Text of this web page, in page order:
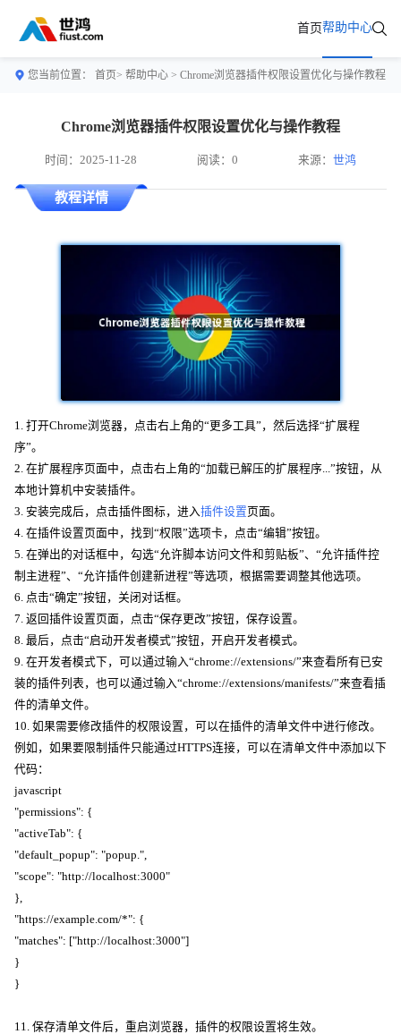
首页帮助中心
您当前位置： 首页> 帮助中心 > Chrome浏览器插件权限设置优化与操作教程
Chrome浏览器插件权限设置优化与操作教程
时间：2025-11-28 阅读：0 来源：世鸿
教程详情
1. 打开Chrome浏览器，点击右上角的“更多工具”，然后选择“扩展程
序”。
2. 在扩展程序页面中，点击右上角的“加载已解压的扩展程序...”按钮，从
本地计算机中安装插件。
3. 安装完成后，点击插件图标，进入插件设置页面。
4. 在插件设置页面中，找到“权限”选项卡，点击“编辑”按钮。
5. 在弹出的对话框中，勾选“允许脚本访问文件和剪贴板”、“允许插件控
制主进程”、“允许插件创建新进程”等选项，根据需要调整其他选项。
6. 点击“确定”按钮，关闭对话框。
7. 返回插件设置页面，点击“保存更改”按钮，保存设置。
8. 最后，点击“启动开发者模式”按钮，开启开发者模式。
9. 在开发者模式下，可以通过输入“chrome://extensions/”来查看所有已安
装的插件列表，也可以通过输入“chrome://extensions/manifests/”来查看插
件的清单文件。
10. 如果需要修改插件的权限设置，可以在插件的清单文件中进行修改。
例如，如果要限制插件只能通过HTTPS连接，可以在清单文件中添加以下
代码：
javascript
"permissions": {
"activeTab": {
"default_popup": "popup.",
"scope": "http://localhost:3000"
},
"https://example.com/*": {
"matches": ["http://localhost:3000"]
}
}
11. 保存清单文件后，重启浏览器，插件的权限设置将生效。